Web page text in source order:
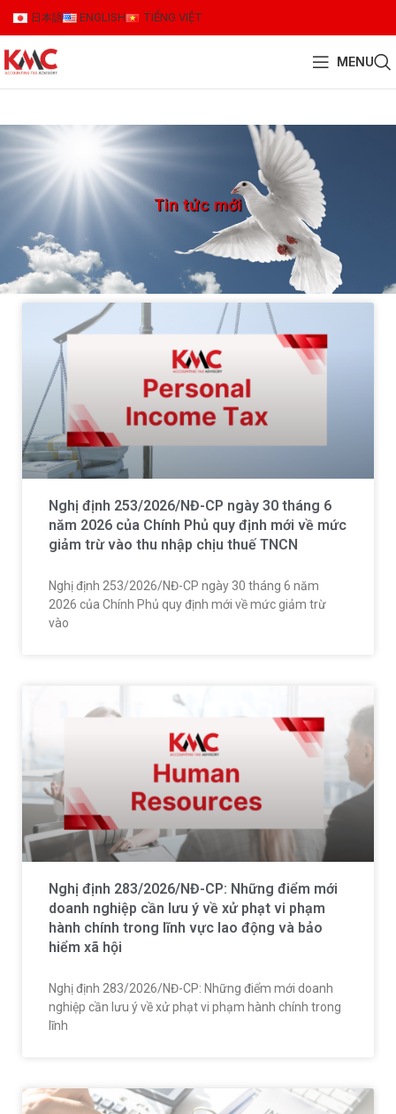
日本語 ENGLISH TIẾNG VIỆT
MENU
Tin tức mới
Nghị định 253/2026/NĐ-CP ngày 30 tháng 6
năm 2026 của Chính Phủ quy định mới về mức
giảm trừ vào thu nhập chịu thuế TNCN
Nghị định 253/2026/NĐ-CP ngày 30 tháng 6 năm
2026 của Chính Phủ quy định mới về mức giảm trừ
vào
Nghị định 283/2026/NĐ-CP: Những điểm mới
doanh nghiệp cần lưu ý về xử phạt vi phạm
hành chính trong lĩnh vực lao động và bảo
hiểm xã hội
Nghị định 283/2026/NĐ-CP: Những điểm mới doanh
nghiệp cần lưu ý về xử phạt vi phạm hành chính trong
lĩnh